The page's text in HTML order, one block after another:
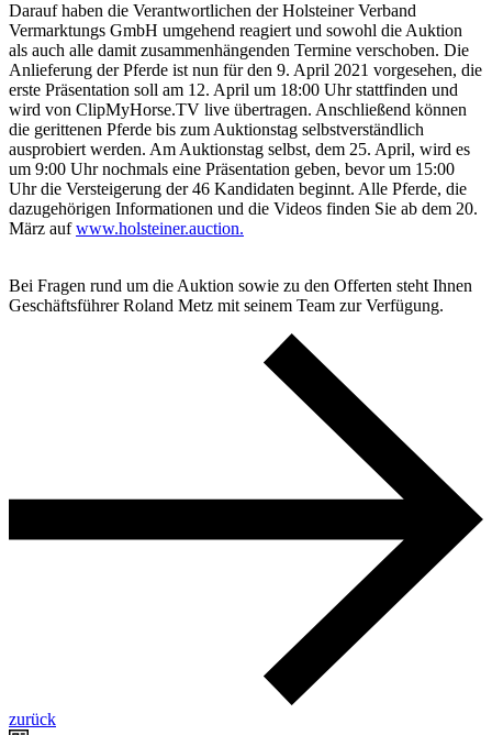
Darauf haben die Verantwortlichen der Holsteiner Verband
Vermarktungs GmbH umgehend reagiert und sowohl die Auktion
als auch alle damit zusammenhängenden Termine verschoben. Die
Anlieferung der Pferde ist nun für den 9. April 2021 vorgesehen, die
erste Präsentation soll am 12. April um 18:00 Uhr stattfinden und
wird von ClipMyHorse.TV live übertragen. Anschließend können
die gerittenen Pferde bis zum Auktionstag selbstverständlich
ausprobiert werden. Am Auktionstag selbst, dem 25. April, wird es
um 9:00 Uhr nochmals eine Präsentation geben, bevor um 15:00
Uhr die Versteigerung der 46 Kandidaten beginnt. Alle Pferde, die
dazugehörigen Informationen und die Videos finden Sie ab dem 20.
März aufwww.holsteiner.auction.
Bei Fragen rund um die Auktion sowie zu den Offerten steht Ihnen
Geschäftsführer Roland Metz mit seinem Team zur Verfügung.
zurück